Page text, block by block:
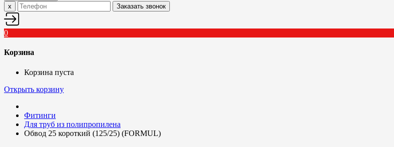
x
Заказать звонок
0
Корзина
Корзина пуста
Открыть корзину
Фитинги
Для труб из полипропилена
Обвод 25 короткий (125/25) (FORMUL)